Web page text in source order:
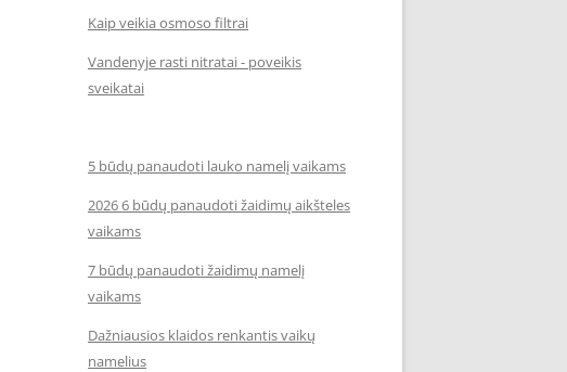
Kaip veikia osmoso filtrai
Vandenyje rasti nitratai - poveikis
sveikatai
5 būdų panaudoti lauko namelį vaikams
2026 6 būdų panaudoti žaidimų aikšteles
vaikams
7 būdų panaudoti žaidimų namelį
vaikams
Dažniausios klaidos renkantis vaikų
namelius